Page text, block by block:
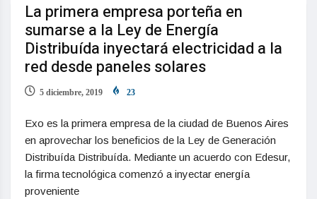
La primera empresa porteña en
sumarse a la Ley de Energía
Distribuída inyectará electricidad a la
red desde paneles solares
5 diciembre, 2019 23
Exo es la primera empresa de la ciudad de Buenos Aires
en aprovechar los beneficios de la Ley de Generación
Distribuída Distribuída. Mediante un acuerdo con Edesur,
la firma tecnológica comenzó a inyectar energía
proveniente